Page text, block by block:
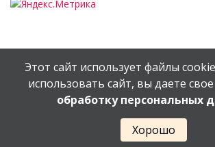
© Орехово-Зуевский железнодорожный
В.И.Бондаренко
Сайт создан вEV-DV.RU
Этот сайт использует файлы
использовать сайт, вы даете свое
обработку персональных
Хорошо